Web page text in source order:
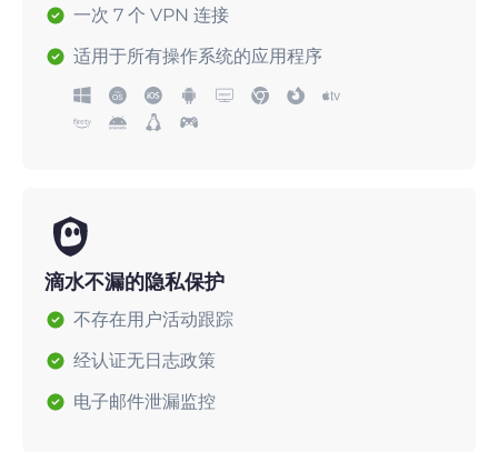
一次 7 个 VPN 连接
适用于所有操作系统的应用程序
滴水不漏的隐私保护
不存在用户活动跟踪
经认证无日志政策
电子邮件泄漏监控